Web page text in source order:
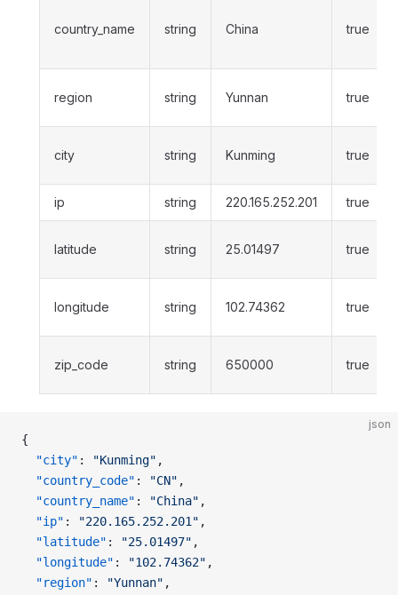
country_name string China true
region string Yunnan true
city string Kunming true
ip string 220.165.252.201 true
latitude string 25.01497 true
longitude string 102.74362 true
zip_code string 650000 true
json
{
  "city"
: "Kunming" ,
  "country_code"
: "CN" ,
  "country_name"
: "China" ,
  "ip"
: "220.165.252.201" ,
  "latitude"
: "25.01497" ,
  "longitude"
: "102.74362" ,
  "region"
: "Yunnan" ,